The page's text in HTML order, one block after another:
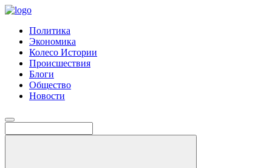
Политика
Экономика
Колесо Истории
Происшествия
Блоги
Общество
Новости